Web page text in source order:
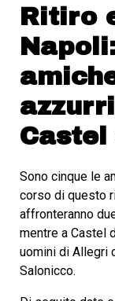
Ritiro
Sono cinque le
corso di questo
affronteranno
mentre a Castel
uomini di Allegri
Salonicco.